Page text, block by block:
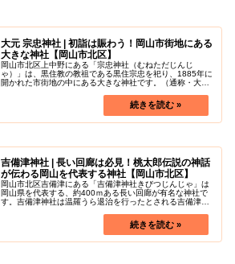
大元 宗忠神社 | 初詣は賑わう！岡山市街地にある
大きな神社【岡山市北区】
岡山市北区上中野にある「宗忠神社（むねただじんじ
ゃ）」は、黒住教の教祖である黒住宗忠を祀り、1885年に
開かれた市街地の中にある大きな神社です。（通称・大元
運の神様として知られています。神...
吉備津神社 | 長い回廊は必見！桃太郎伝説の神話
が伝わる岡山を代表する神社【岡山市北区】
岡山市北区吉備津にある「吉備津神社きびつじんじゃ」は
岡山県を代表する、約400ｍある長い回廊が有名な神社で
す。吉備津神社は温羅うら退治を行ったとされる吉備津彦